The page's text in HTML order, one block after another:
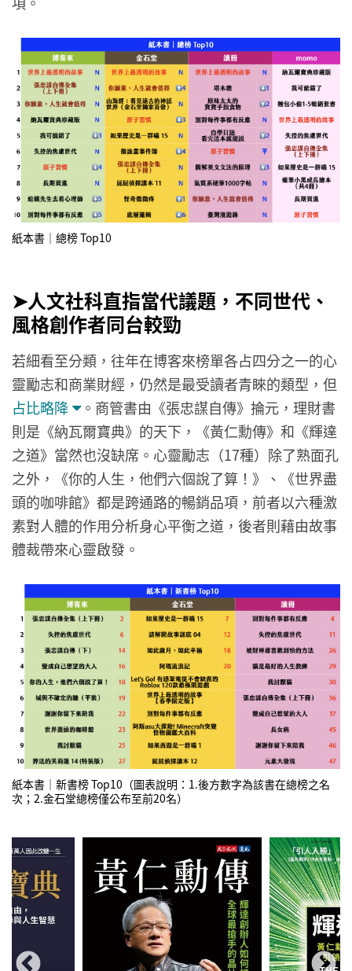
紙本書｜總榜 Top10
➤人文社科直指當代議題，不同世代、
風格創作者同台較勁
若細看至分類，往年在博客來榜單各占四分之一的心
靈勵志和商業財經，仍然是最受讀者青睞的類型，但
占比略降
。商管書由《張忠謀自傳》掄元，理財書
則是《納瓦爾寶典》的天下，《黃仁勳傳》和《輝達
之道》當然也沒缺席。心靈勵志（17種）除了熟面孔
之外，《你的人生，他們六個說了算！》、《世界盡
頭的咖啡館》都是跨通路的暢銷品項，前者以六種激
素對人體的作用分析身心平衡之道，後者則藉由故事
體裁帶來心靈啟發。
紙本書｜新書榜 Top10（圖表說明：1.後方數字為該書在總榜之名
次；2.金石堂總榜僅公布至前20名）